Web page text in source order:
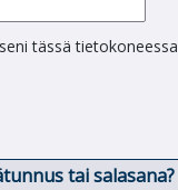
tässä tietokoneessa
tai salasana?